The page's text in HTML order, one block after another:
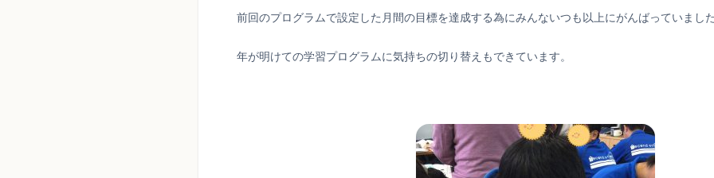
前回のプログラムで設定した月間の目標を達成する為にみんないつも以上にがんばっていまし
年が明けての学習プログラムに気持ちの切り替えもできています。